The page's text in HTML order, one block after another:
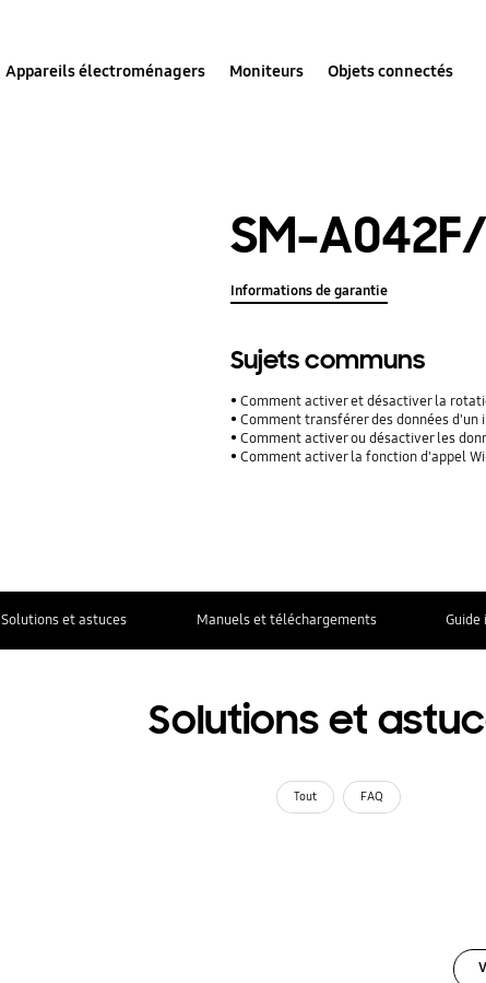
Appareils électroménagers Moniteurs Objets connectés
SM-
Informations de garantie
Sujets communs
Comment activer et désactiver la
Comment transférer des données d'un
Comment activer ou désactiver les
Comment activer la fonction d'appel
Solutions et astuces Manuels et téléchargements
Solutions et
Tout FAQ